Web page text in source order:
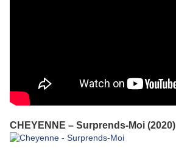
CHEYENNE – Surprends-Moi (2020)